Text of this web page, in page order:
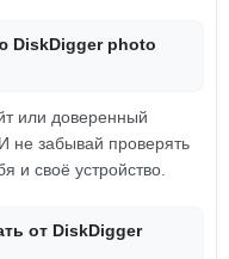
DiskDigger photo
или доверенный
не забывай проверять
и своё устройство.
от DiskDigger